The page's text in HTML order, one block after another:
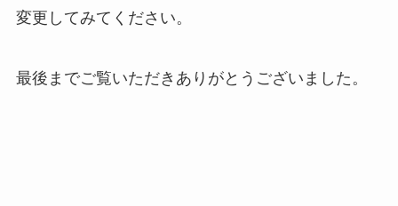
変更してみてください。
最後までご覧いただきありがとうございました。